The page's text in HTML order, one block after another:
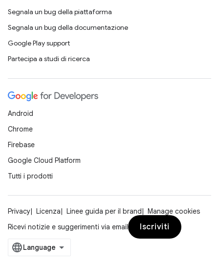
Segnala un bug della piattaforma
Segnala un bug della documentazione
Google Play support
Partecipa a studi di ricerca
Android
Chrome
Firebase
Google Cloud Platform
Tutti i prodotti
Privacy Licenza Linee guida per il brand
Manage cookies
Ricevi notizie e suggerimenti via email
Iscriviti